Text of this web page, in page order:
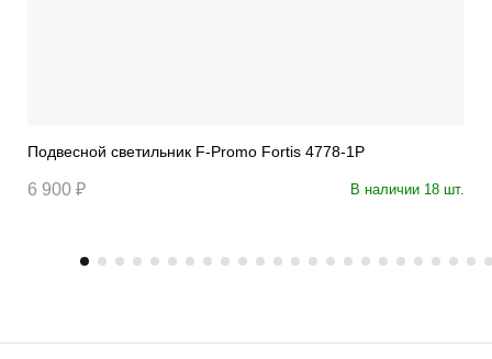
Подвесной светильник F-Promo Fortis 4778-1P
6 900 ₽ В наличии 18 шт.